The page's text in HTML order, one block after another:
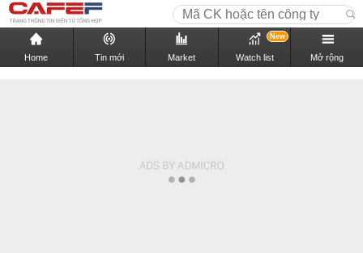
Home Tin mới Market Watch list
New
Mở rộng